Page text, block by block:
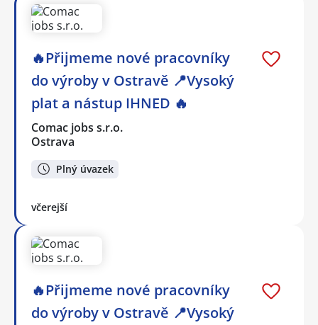
🔥Přijmeme nové pracovníky
do výroby v Ostravě 📍Vysoký
plat a nástup IHNED 🔥
Comac jobs s.r.o.
Ostrava
Plný úvazek
včerejší
🔥Přijmeme nové pracovníky
do výroby v Ostravě 📍Vysoký